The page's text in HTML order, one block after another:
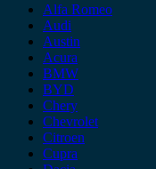
Alfa Romeo
Audi
Austin
Acura
BMW
BYD
Chery
Chevrolet
Citroen
Cupra